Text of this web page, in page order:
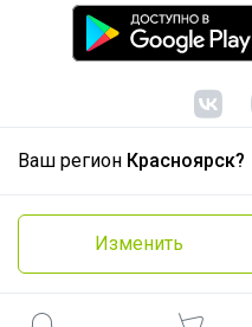
Ваш регион Красноярск?
Изменить
© ООО "Лявита", ОГРН
Политика